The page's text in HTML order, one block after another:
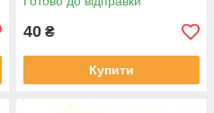
40 ₴
Купити